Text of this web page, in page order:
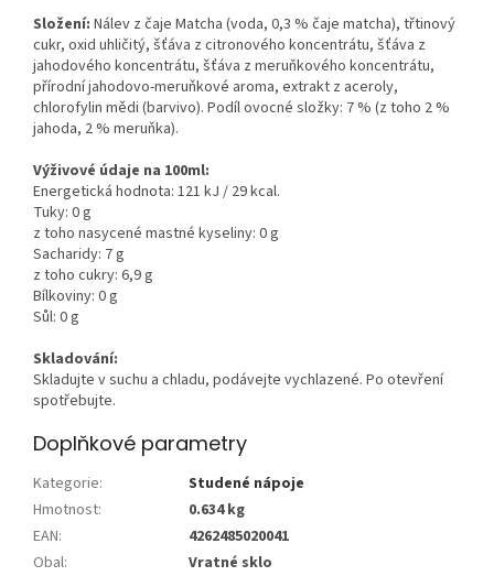
Složení: Nálev z čaje Matcha (voda, 0,3 % čaje matcha), třtinový
cukr, oxid uhličitý, šťáva z citronového koncentrátu, šťáva z
jahodového koncentrátu, šťáva z meruňkového koncentrátu,
přírodní jahodovo-meruňkové aroma, extrakt z aceroly,
chlorofylin mědi (barvivo). Podíl ovocné složky: 7 % (z toho 2 %
jahoda, 2 % meruňka).
Výživové údaje na 100ml:
Energetická hodnota: 121 kJ / 29 kcal.
Tuky: 0 g
z toho nasycené mastné kyseliny: 0 g
Sacharidy: 7 g
z toho cukry: 6,9 g
Bílkoviny: 0 g
Sůl: 0 g
Skladování:
Skladujte v suchu a chladu, podávejte vychlazené. Po otevření
spotřebujte.
Doplňkové parametry
Kategorie:
Studené nápoje
Hmotnost:
0.634 kg
EAN:
4262485020041
Obal:
Vratné sklo